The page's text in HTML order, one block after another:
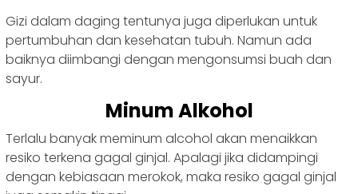
Gizi dalam daging tentunya juga diperlukan untuk
pertumbuhan dan kesehatan tubuh. Namun ada
baiknya diimbangi dengan mengonsumsi buah dan
sayur.
Minum Alkohol
Terlalu banyak meminum alcohol akan menaikkan
resiko terkena gagal ginjal. Apalagi jika didampingi
dengan kebiasaan merokok, maka resiko gagal ginjal